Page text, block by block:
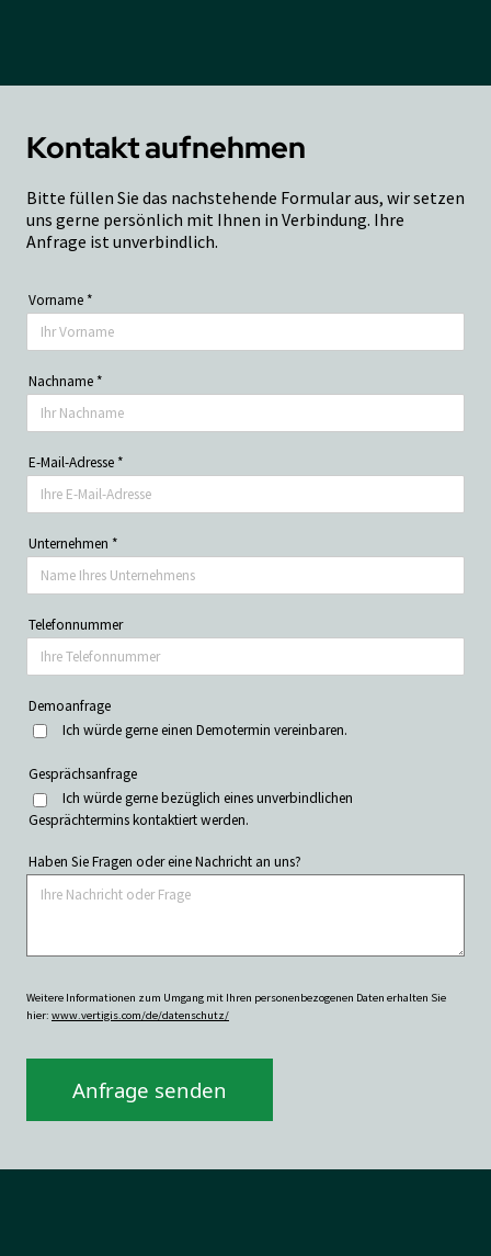
Kontakt aufnehmen
Bitte füllen Sie das nachstehende Formular aus, wir setzen
uns gerne persönlich mit Ihnen in Verbindung. Ihre
Anfrage ist unverbindlich.
Vorname *
Nachname *
E-Mail-Adresse *
Unternehmen *
Telefonnummer
Demoanfrage
Ich würde gerne einen Demotermin vereinbaren.
Gesprächsanfrage
Ich würde gerne bezüglich eines unverbindlichen
Gesprächtermins kontaktiert werden.
Haben Sie Fragen oder eine Nachricht an uns?
Weitere Informationen zum Umgang mit Ihren personenbezogenen Daten erhalten Sie
hier: www.vertigis.com/de/datenschutz/
Anfrage senden